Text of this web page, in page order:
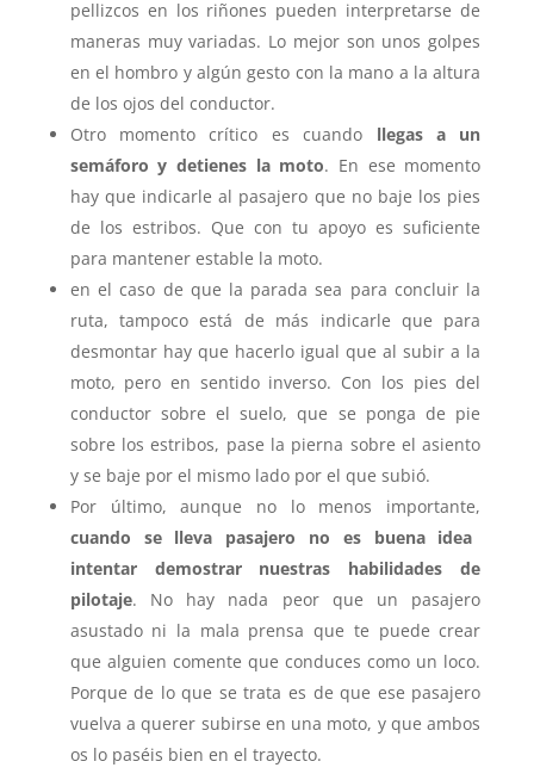
pellizcos en los riñones pueden interpretarse de
maneras muy variadas. Lo mejor son unos golpes
en el hombro y algún gesto con la mano a la altura
de los ojos del conductor.
Otro momento crítico es cuando llegas a un
semáforo y detienes la moto. En ese momento
hay que indicarle al pasajero que no baje los pies
de los estribos. Que con tu apoyo es suficiente
para mantener estable la moto.
en el caso de que la parada sea para concluir la
ruta, tampoco está de más indicarle que para
desmontar hay que hacerlo igual que al subir a la
moto, pero en sentido inverso. Con los pies del
conductor sobre el suelo, que se ponga de pie
sobre los estribos, pase la pierna sobre el asiento
y se baje por el mismo lado por el que subió.
Por último, aunque no lo menos importante,
cuando se lleva pasajero no es buena idea
intentar demostrar nuestras habilidades de
pilotaje. No hay nada peor que un pasajero
asustado ni la mala prensa que te puede crear
que alguien comente que conduces como un loco.
Porque de lo que se trata es de que ese pasajero
vuelva a querer subirse en una moto, y que ambos
os lo paséis bien en el trayecto.